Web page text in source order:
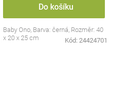
Do košíku
Baby Ono, Barva: černá, Rozměr: 40
x 20 x 25 cm
Kód: 24424701